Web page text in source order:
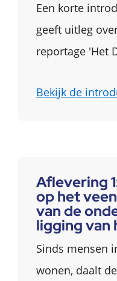
Een korte
geeft uitleg
reportage 'Het
Bekijk de
Aflevering
op het
van de
ligging van
Sinds mensen
wonen, daalt